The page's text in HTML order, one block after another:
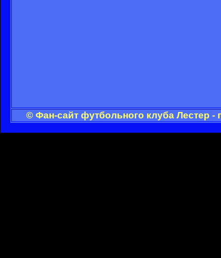
© Фан-сайт футбольного клуба Лестер